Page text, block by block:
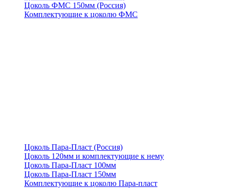
Цоколь ФМС 150мм (Россия)
Комплектующие к цоколю ФМС
Цоколь Пара-Пласт (Россия)
Цоколь 120мм и комплектующие к нему
Цоколь Пара-Пласт 100мм
Цоколь Пара-Пласт 150мм
Комплектующие к цоколю Пара-пласт